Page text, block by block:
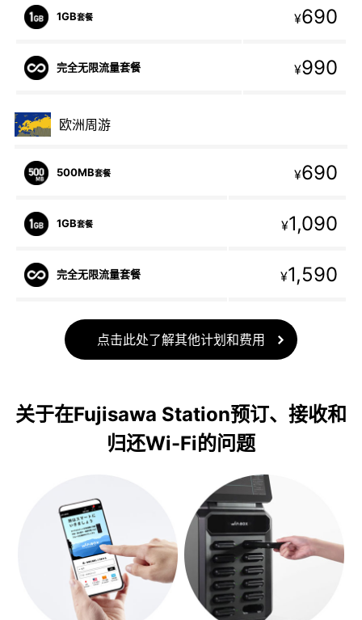
1GB套餐 ¥690
完全无限流量套餐 ¥990
欧洲周游
500MB套餐 ¥690
1GB套餐 ¥1,090
完全无限流量套餐 ¥1,590
点击此处了解其他计划和费用
关于在Fujisawa Station预订、接收和
归还Wi-Fi的问题